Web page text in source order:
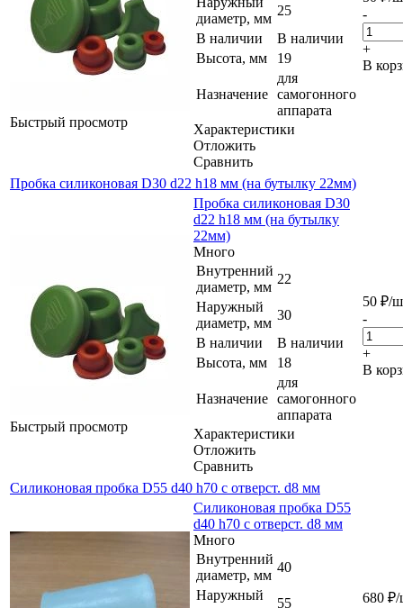
Быстрый просмотр
диаметр, мм
25
В наличии
В наличии
Высота, мм
19
Назначение
для
самогонного
аппарата
Характеристики
Отложить
Сравнить
-
+
В
Пробка силиконовая D30 d22 h18 мм (на бутылку 22мм)
Быстрый просмотр
Пробка силиконовая D30
d22 h18 мм (на бутылку
22мм)
Много
Внутренний
диаметр, мм
22
Наружный
диаметр, мм
30
В наличии
В наличии
Высота, мм
18
Назначение
для
самогонного
аппарата
Характеристики
Отложить
Сравнить
50 ₽/
-
+
В
Силиконовая пробка D55 d40 h70 с отверст. d8 мм
Силиконовая пробка D55
d40 h70 с отверст. d8 мм
Много
Внутренний
диаметр, мм
40
Наружный
55 680 ₽/